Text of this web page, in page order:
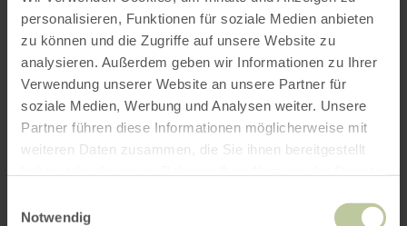
personalisieren, Funktionen für soziale Medien anbieten
zu können und die Zugriffe auf unsere Website zu
analysieren. Außerdem geben wir Informationen zu Ihrer
Verwendung unserer Website an unsere Partner für
soziale Medien, Werbung und Analysen weiter. Unsere
Partner führen diese Informationen möglicherweise mit
weiteren Daten zusammen, die Sie ihnen bereitgestellt
Notwendig
de URL
er is gewoon iets mis
Bent u
geïnteresseerd in